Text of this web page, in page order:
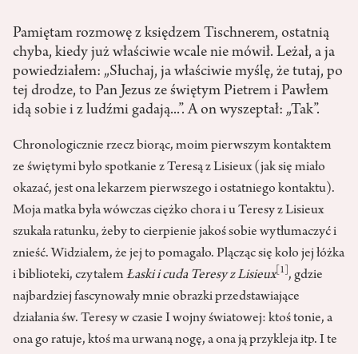
Pamiętam rozmowę z księdzem Tischnerem, ostatnią
chyba, kiedy już właściwie wcale nie mówił. Leżał, a ja
powiedziałem: „Słuchaj, ja właściwie myślę, że tutaj, po
tej drodze, to Pan Jezus ze świętym Pietrem i Pawłem
idą sobie i z ludźmi gadają...”. A on wyszeptał: „Tak”.
Chronologicznie rzecz biorąc, moim pierwszym kontaktem
ze świętymi było spotkanie z Teresą z Lisieux (jak się miało
okazać, jest ona lekarzem pierwszego i ostatniego kontaktu).
Moja matka była wówczas ciężko chora i u Teresy z Lisieux
szukała ratunku, żeby to cierpienie jakoś sobie wytłumaczyć i
znieść. Widziałem, że jej to pomagało. Plącząc się koło jej łóżka
i biblioteki, czytałemŁaski i cuda Teresy z Lisieux[1] , gdzie
najbardziej fascynowały mnie obrazki przedstawiające
działania św. Teresy w czasie I wojny światowej: ktoś tonie, a
ona go ratuje, ktoś ma urwaną nogę, a ona ją przykleja itp. I te